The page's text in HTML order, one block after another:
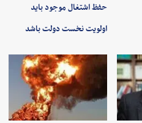
حفظ اشتغال موجود باید
اولویت نخست دولت باشد